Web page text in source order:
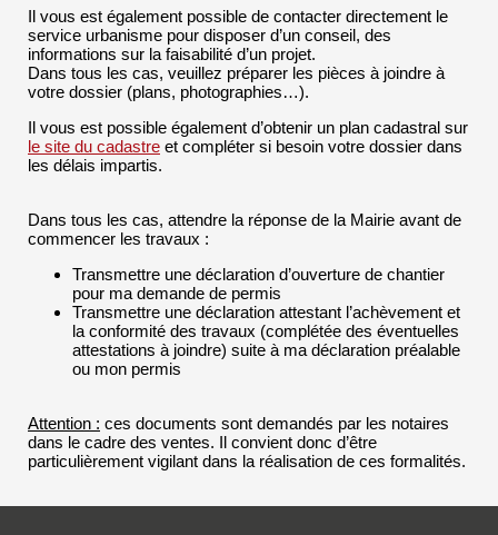
Il vous est également possible de contacter directement le
service urbanisme pour disposer d’un conseil, des
informations sur la faisabilité d’un projet.
Dans tous les cas, veuillez préparer les pièces à joindre à
votre dossier (plans, photographies…).
Il vous est possible également d’obtenir un plan cadastral sur
le site du cadastre et compléter si besoin votre dossier dans
les délais impartis.
Dans tous les cas, attendre la réponse de la Mairie avant de
commencer les travaux :
Transmettre une déclaration d’ouverture de chantier
pour ma demande de permis
Transmettre une déclaration attestant l’achèvement et
la conformité des travaux (complétée des éventuelles
attestations à joindre) suite à ma déclaration préalable
ou mon permis
Attention : ces documents sont demandés par les notaires
dans le cadre des ventes. Il convient donc d’être
particulièrement vigilant dans la réalisation de ces formalités.